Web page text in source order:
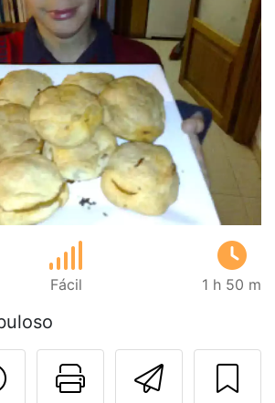
Fácil 1 h 50 m
Imprimir
Preguntar al autor